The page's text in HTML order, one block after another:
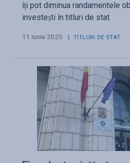
îți pot diminua randamentele
investești în titluri de stat.
11 iunie 2025 | TITLURI DE STAT